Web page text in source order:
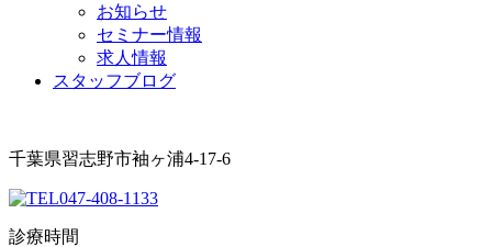
お知らせ
セミナー情報
求人情報
スタッフブログ
千葉県習志野市袖ヶ浦4-17-6
047-408-1133
診療時間